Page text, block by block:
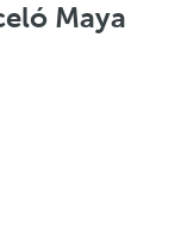
Maya